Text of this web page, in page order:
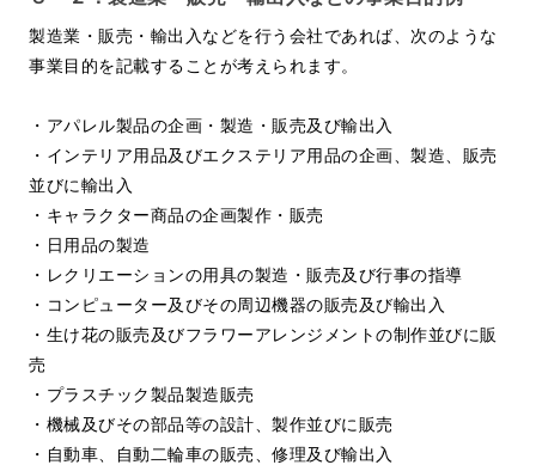
製造業・販売・輸出入などを行う会社であれば、次のような
事業目的を記載することが考えられます。
・アパレル製品の企画・製造・販売及び輸出入
・インテリア用品及びエクステリア用品の企画、製造、販売
並びに輸出入
・キャラクター商品の企画製作・販売
・日用品の製造
・レクリエーションの用具の製造・販売及び行事の指導
・コンピューター及びその周辺機器の販売及び輸出入
・生け花の販売及びフラワーアレンジメントの制作並びに販
売
・プラスチック製品製造販売
・機械及びその部品等の設計、製作並びに販売
・自動車、自動二輪車の販売、修理及び輸出入